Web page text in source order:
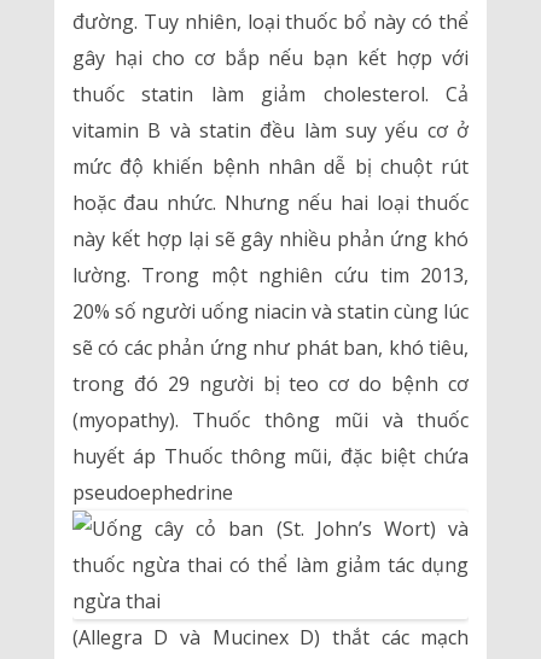
đường. Tuy nhiên, loại thuốc bổ này có thể
gây hại cho cơ bắp nếu bạn kết hợp với
thuốc statin làm giảm cholesterol. Cả
vitamin B và statin đều làm suy yếu cơ ở
mức độ khiến bệnh nhân dễ bị chuột rút
hoặc đau nhức. Nhưng nếu hai loại thuốc
này kết hợp lại sẽ gây nhiều phản ứng khó
lường. Trong một nghiên cứu tim 2013,
20% số người uống niacin và statin cùng lúc
sẽ có các phản ứng như phát ban, khó tiêu,
trong đó 29 người bị teo cơ do bệnh cơ
(myopathy). Thuốc thông mũi và thuốc
huyết áp Thuốc thông mũi, đặc biệt chứa
pseudoephedrine
(Allegra D và Mucinex D) thắt các mạch